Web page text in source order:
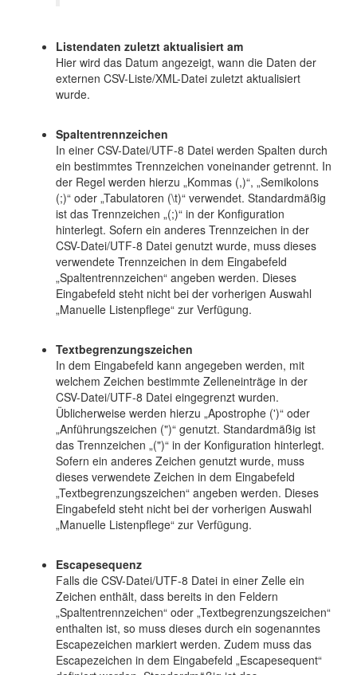
Listendaten zuletzt aktualisiert am
Hier wird das Datum angezeigt, wann die Daten der
externen CSV-Liste/XML-Datei zuletzt aktualisiert
wurde.
Spaltentrennzeichen
In einer CSV-Datei/UTF-8 Datei werden Spalten durch
ein bestimmtes Trennzeichen voneinander getrennt. In
der Regel werden hierzu „Kommas (,)“, „Semikolons
(;)“ oder „Tabulatoren (\t)“ verwendet. Standardmäßig
ist das Trennzeichen „(;)“ in der Konfiguration
hinterlegt. Sofern ein anderes Trennzeichen in der
CSV-Datei/UTF-8 Datei genutzt wurde, muss dieses
verwendete Trennzeichen in dem Eingabefeld
„Spaltentrennzeichen“ angeben werden. Dieses
Eingabefeld steht nicht bei der vorherigen Auswahl
„Manuelle Listenpflege“ zur Verfügung.
Textbegrenzungszeichen
In dem Eingabefeld kann angegeben werden, mit
welchem Zeichen bestimmte Zelleneinträge in der
CSV-Datei/UTF-8 Datei eingegrenzt wurden.
Üblicherweise werden hierzu „Apostrophe (')“ oder
„Anführungszeichen (")“ genutzt. Standardmäßig ist
das Trennzeichen „(")“ in der Konfiguration hinterlegt.
Sofern ein anderes Zeichen genutzt wurde, muss
dieses verwendete Zeichen in dem Eingabefeld
„Textbegrenzungszeichen“ angeben werden. Dieses
Eingabefeld steht nicht bei der vorherigen Auswahl
„Manuelle Listenpflege“ zur Verfügung.
Escapesequenz
Falls die CSV-Datei/UTF-8 Datei in einer Zelle ein
Zeichen enthält, dass bereits in den Feldern
„Spaltentrennzeichen“ oder „Textbegrenzungszeichen“
enthalten ist, so muss dieses durch ein sogenanntes
Escapezeichen markiert werden. Zudem muss das
Escapezeichen in dem Eingabefeld „Escapesequent“